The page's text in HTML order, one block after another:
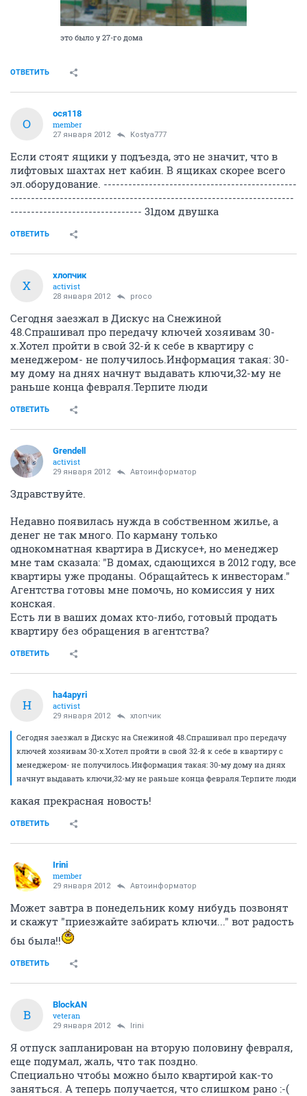
это было у 27-го дома
ОТВЕТИТЬ
О
ося118
member
27 января 2012 Kostya777
Если стоят ящики у подъезда, это не значит, что в
лифтовых шахтах нет кабин. В ящиках скорее всего
эл.оборудование. -----------------------------------------------
---------------------------------------------------------------------
-------------------------------- 31дом двушка
ОТВЕТИТЬ
Х
хлопчик
activist
28 января 2012 proco
Сегодня заезжал в Дискус на Снежиной
48.Спрашивал про передачу ключей хозяивам 30-
х.Хотел пройти в свой 32-й к себе в квартиру с
менеджером- не получилось.Информация такая: 30-
му дому на днях начнут выдавать ключи,32-му не
раньше конца февраля.Терпите люди
ОТВЕТИТЬ
Grendell
activist
29 января 2012 Автоинформатор
Здравствуйте.
Недавно появилась нужда в собственном жилье, а
денег не так много. По карману только
однокомнатная квартира в Дискусе+, но менеджер
мне там сказала: "В домах, сдающихся в 2012 году, все
квартиры уже проданы. Обращайтесь к инвесторам."
Агентства готовы мне помочь, но комиссия у них
конская.
Есть ли в ваших домах кто-либо, готовый продать
квартиру без обращения в агентства?
ОТВЕТИТЬ
H
ha4apyri
activist
29 января 2012 хлопчик
Сегодня заезжал в Дискус на Снежиной 48.Спрашивал про передачу
ключей хозяивам 30-х.Хотел пройти в свой 32-й к себе в квартиру с
менеджером- не получилось.Информация такая: 30-му дому на днях
начнут выдавать ключи,32-му не раньше конца февраля.Терпите люди
какая прекрасная новость!
ОТВЕТИТЬ
Irini
member
29 января 2012 Автоинформатор
Может завтра в понедельник кому нибудь позвонят
и скажут "приезжайте забирать ключи..." вот радость
бы была!!
ОТВЕТИТЬ
B
BlockAN
veteran
29 января 2012 Irini
Я отпуск запланирован на вторую половину февраля,
еще подумал, жаль, что так поздно.
Специально чтобы можно было квартирой как-то
заняться. А теперь получается, что слишком рано :-(